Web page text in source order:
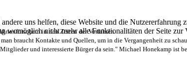
in den Zeiten der Vorfahren.
braucht Kontakte und Quellen, um in die Vergangenheit zu
und interessierte Bürger da sein." Michael Honekamp ist
uns helfen, diese Website und die Nutzererfahrung
womöglich nicht mehr alle Funktionalitäten der Seite zur